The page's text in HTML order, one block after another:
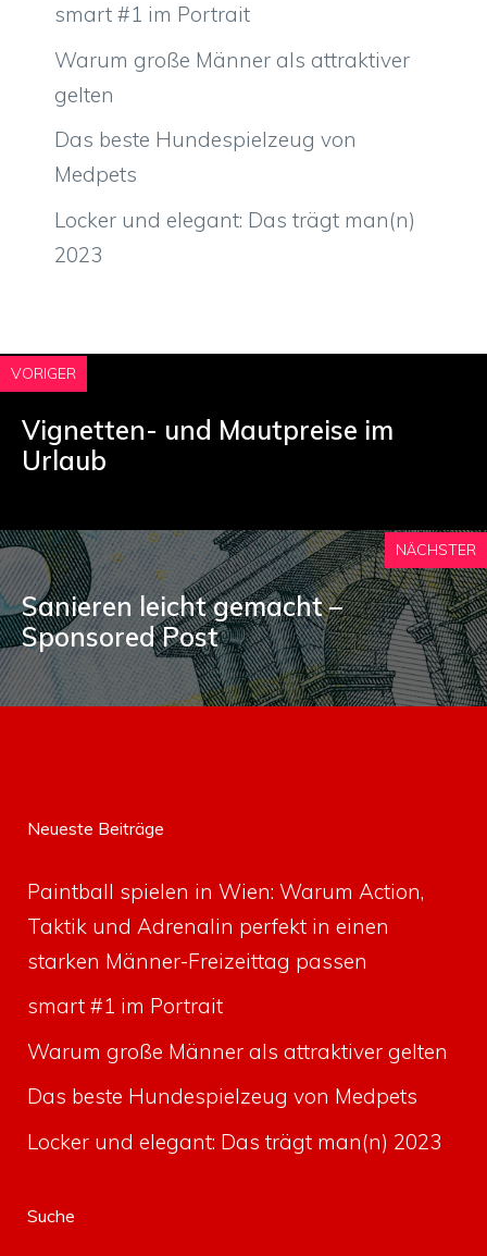
smart #1 im Portrait
Warum große Männer als attraktiver
gelten
Das beste Hundespielzeug von
Medpets
Locker und elegant: Das trägt man(n)
2023
VORIGER
Vignetten- und Mautpreise im
Urlaub
NÄCHSTER
Sanieren leicht gemacht –
Sponsored Post
Neueste Beiträge
Paintball spielen in Wien: Warum Action,
Taktik und Adrenalin perfekt in einen
starken Männer-Freizeittag passen
smart #1 im Portrait
Warum große Männer als attraktiver gelten
Das beste Hundespielzeug von Medpets
Locker und elegant: Das trägt man(n) 2023
Suche